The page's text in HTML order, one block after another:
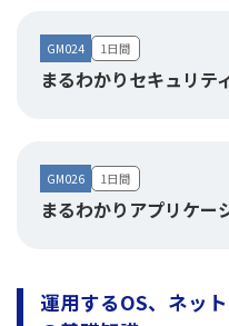
GM024
まるわかりセキュリテ
1日間
GM026
まるわかりアプリケー
1日間
運用するOS、ネッ